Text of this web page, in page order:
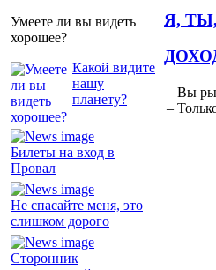
Умеете ли вы видеть
хорошее?
Какой видите
нашу
планету?
Я,
Билеты на вход в
Провал
Не спасайте меня, это
слишком дорого
Сторонник
– Вы
–